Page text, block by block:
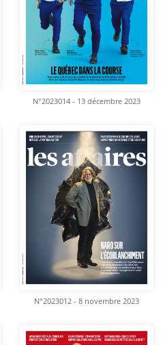
N°2023014 - 13 décembre 2023
N°2023012 - 8 novembre 2023